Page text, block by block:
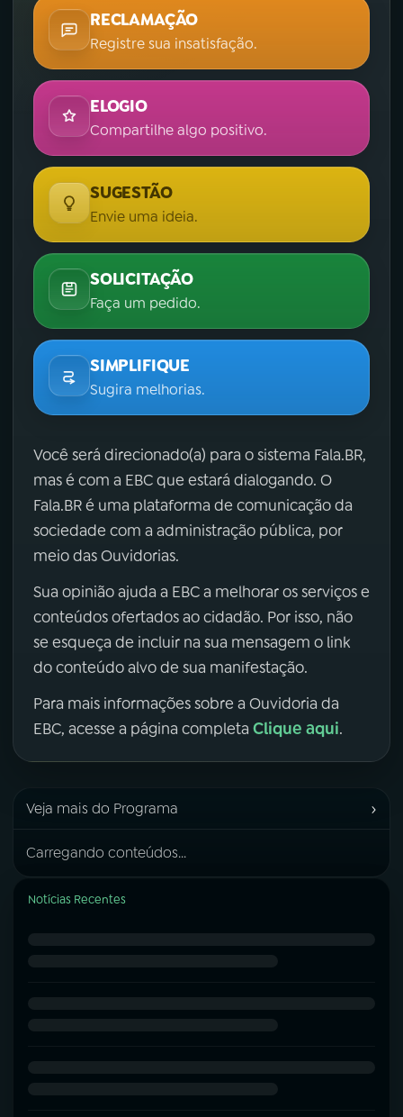
RECLAMAÇÃO
Registre sua insatisfação.
ELOGIO
Compartilhe algo positivo.
SUGESTÃO
Envie uma ideia.
SOLICITAÇÃO
Faça um pedido.
SIMPLIFIQUE
Sugira melhorias.
Você será direcionado(a) para o sistema Fala.BR,
mas é com a EBC que estará dialogando. O
Fala.BR é uma plataforma de comunicação da
sociedade com a administração pública, por
meio das Ouvidorias.
Sua opinião ajuda a EBC a melhorar os serviços e
conteúdos ofertados ao cidadão. Por isso, não
se esqueça de incluir na sua mensagem o link
do conteúdo alvo de sua manifestação.
Para mais informações sobre a Ouvidoria da
EBC, acesse a página completa Clique aqui.
Veja mais do Programa ›
Carregando conteúdos...
Notícias Recentes